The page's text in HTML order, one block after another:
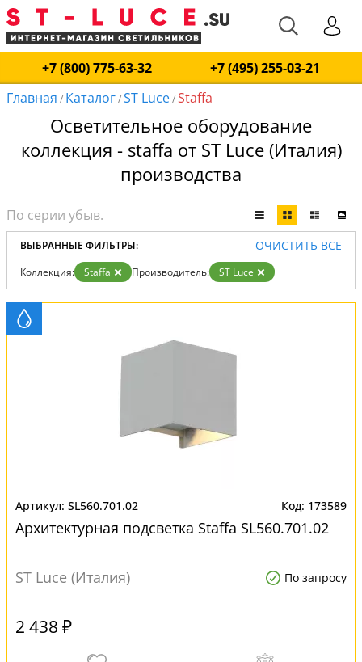
+7 (800) 775-63-32
+7 (495) 255-03-21
Главная / Каталог/ST Luce/Staffa
Осветительное оборудование
коллекция - staffa от ST Luce (Италия)
производства
ВЫБРАННЫЕ ФИЛЬТРЫ: ОЧИСТИТЬ ВСЕ
Коллекция: Staffa Производитель: ST Luce
SL560.701.02 173589
Архитектурная подсветка Staffa SL560.701.02
ST Luce (Италия) По запросу
2 438 ₽